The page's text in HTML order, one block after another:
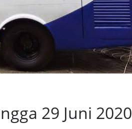
29 Juni 2020